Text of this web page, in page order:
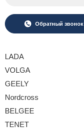
Обратный звонок
LADA
VOLGA
GEELY
Nordcross
BELGEE
TENET